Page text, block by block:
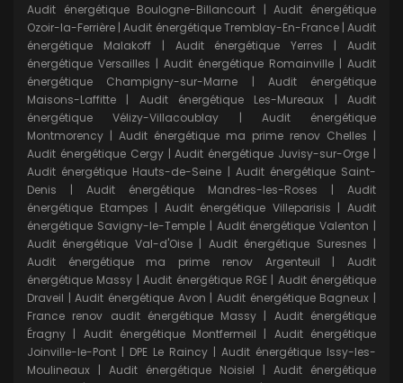
Audit énergétique Boulogne-Billancourt |Audit énergétique
Ozoir-la-Ferrière |Audit énergétique Tremblay-En-France|Audit
énergétique Malakoff| Audit énergétique Yerres |Audit
énergétique Versailles | Audit énergétique Romainville | Audit
énergétique Champigny-sur-Marne | Audit énergétique
Maisons-Laffitte | Audit énergétique Les-Mureaux |Audit
énergétique Vélizy-Villacoublay | Audit énergétique
Montmorency | Audit énergétique ma prime renov Chelles |
Audit énergétique Cergy|Audit énergétique Juvisy-sur-Orge |
Audit énergétique Hauts-de-Seine | Audit énergétique Saint-
Denis | Audit énergétique Mandres-les-Roses | Audit
énergétique Etampes | Audit énergétique Villeparisis |Audit
énergétique Savigny-le-Temple| Audit énergétique Valenton |
Audit énergétique Val-d'Oise| Audit énergétique Suresnes |
Audit énergétique ma prime renov Argenteuil |Audit
énergétique Massy |Audit énergétique RGE| Audit énergétique
Draveil |Audit énergétique Avon |Audit énergétique Bagneux |
France renov audit énergétique Massy | Audit énergétique
Éragny | Audit énergétique Montfermeil | Audit énergétique
Joinville-le-Pont | DPE Le Raincy | Audit énergétique Issy-les-
Moulineaux | Audit énergétique Noisiel | Audit énergétique